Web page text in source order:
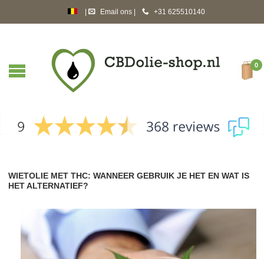
huiledecbd.fr
cbdoil-shop.co.uk
Email ons +31 625510140
0
WIETOLIE MET THC: WANNEER GEBRUIK JE HET EN WAT IS
HET ALTERNATIEF?